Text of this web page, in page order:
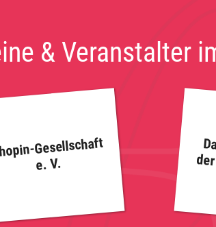
& Veranstalter
Gesellschaft
e. V.